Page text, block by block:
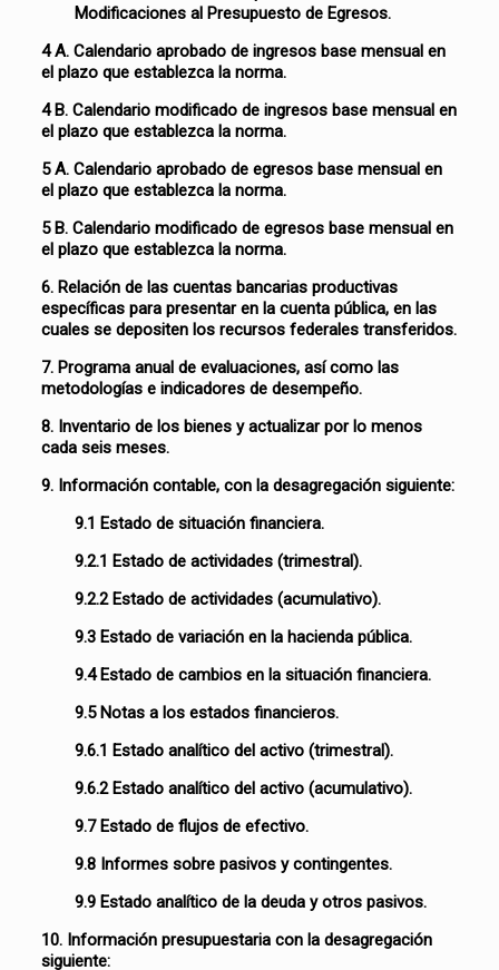
Modificaciones al Presupuesto de Egresos.
4 A. Calendario aprobado de ingresos base mensual en
el plazo que establezca la norma.
4 B. Calendario modificado de ingresos base mensual en
el plazo que establezca la norma.
5 A. Calendario aprobado de egresos base mensual en
el plazo que establezca la norma.
5 B. Calendario modificado de egresos base mensual en
el plazo que establezca la norma.
6. Relación de las cuentas bancarias productivas
específicas para presentar en la cuenta pública, en las
cuales se depositen los recursos federales transferidos.
7. Programa anual de evaluaciones, así como las
metodologías e indicadores de desempeño.
8. Inventario de los bienes y actualizar por lo menos
cada seis meses.
9. Información contable, con la desagregación siguiente:
9.1 Estado de situación financiera.
9.2.1 Estado de actividades (trimestral).
9.2.2 Estado de actividades (acumulativo).
9.3 Estado de variación en la hacienda pública.
9.4 Estado de cambios en la situación financiera.
9.5 Notas a los estados financieros.
9.6.1 Estado analítico del activo (trimestral).
9.6.2 Estado analítico del activo (acumulativo).
9.7 Estado de flujos de efectivo.
9.8 Informes sobre pasivos y contingentes.
9.9 Estado analítico de la deuda y otros pasivos.
10. Información presupuestaria con la desagregación
siguiente: